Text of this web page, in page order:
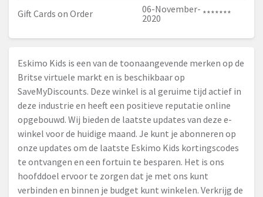
Gift Cards on Order
06-November-
2020
*******
Eskimo Kids is een van de toonaangevende merken op de
Britse virtuele markt en is beschikbaar op
SaveMyDiscounts. Deze winkel is al geruime tijd actief in
deze industrie en heeft een positieve reputatie online
opgebouwd. Wij bieden de laatste updates van deze e-
winkel voor de huidige maand. Je kunt je abonneren op
onze updates om de laatste Eskimo Kids kortingscodes
te ontvangen en een fortuin te besparen. Het is ons
hoofddoel ervoor te zorgen dat je met ons kunt
verbinden en binnen je budget kunt winkelen. Verkrijg de